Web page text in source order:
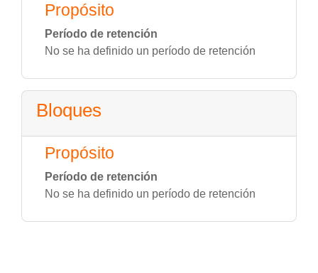
Propósito
Período de retención
No se ha definido un período de retención
Bloques
Propósito
Período de retención
No se ha definido un período de retención